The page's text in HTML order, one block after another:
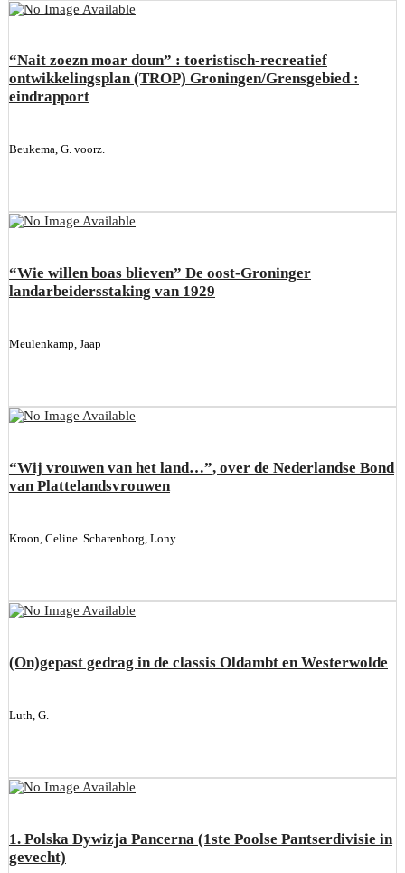
“Nait zoezn moar doun” : toeristisch-recreatief
ontwikkelingsplan (TROP) Groningen/Grensgebied :
eindrapport
Beukema, G. voorz.
“Wie willen boas blieven” De oost-Groninger
landarbeidersstaking van 1929
Meulenkamp, Jaap
“Wij vrouwen van het land…”, over de Nederlandse Bond
van Plattelandsvrouwen
Kroon, Celine. Scharenborg, Lony
(On)gepast gedrag in de classis Oldambt en Westerwolde
Luth, G.
1. Polska Dywizja Pancerna (1ste Poolse Pantserdivisie in
gevecht)